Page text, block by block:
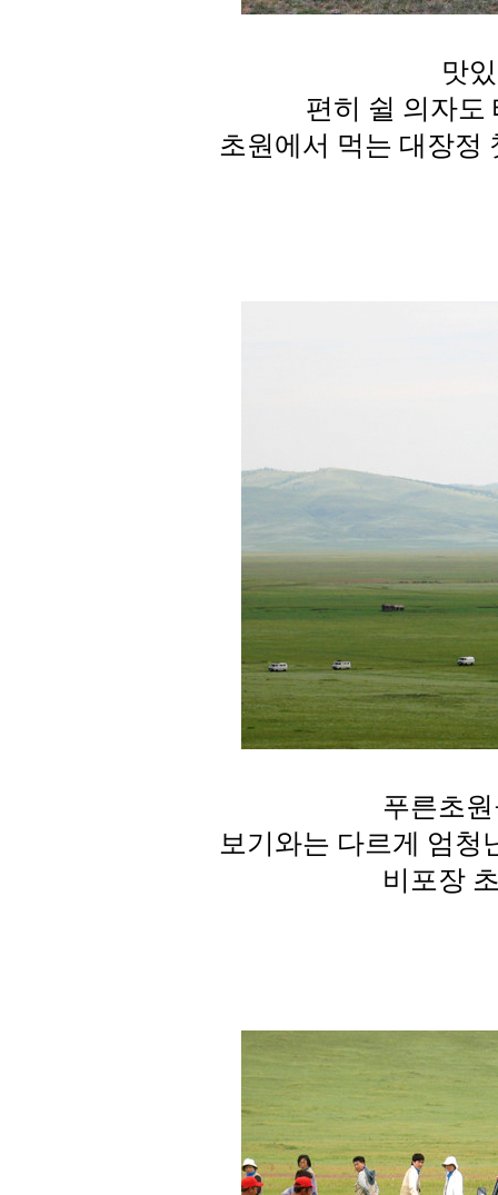
맛
편히 쉴 의자도
초원에서 먹는 대장정
푸른초
보기와는 다르게 엄청
비포장